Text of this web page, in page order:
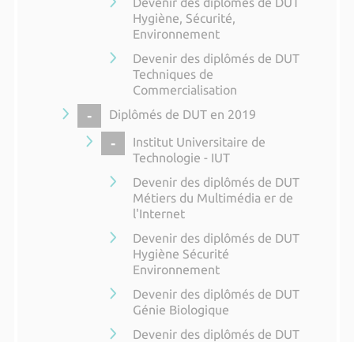
Hygiène, Sécurité,
Environnement
Devenir des diplômés de DUT
Techniques de
Commercialisation
COLLAPSE
Diplômés de DUT en 2019
COLLAPSE
Institut Universitaire de
Technologie - IUT
Devenir des diplômés de DUT
Métiers du Multimédia er de
l'Internet
Devenir des diplômés de DUT
Hygiène Sécurité
Environnement
Devenir des diplômés de DUT
Génie Biologique
Devenir des diplômés de DUT